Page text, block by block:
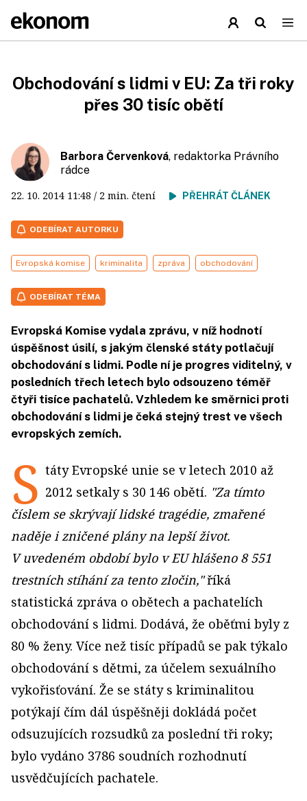
Obchodování s lidmi v EU: Za tři roky
přes 30 tisíc obětí
Barbora Červenková, redaktorka Právního
rádce
22. 10. 2014 11:48 / 2 min. čtení PŘEHRÁT ČLÁNEK
ODEBÍRAT AUTORKU
Evropská komise kriminalita zpráva obchodování
ODEBÍRAT TÉMA
Evropská Komise vydala zprávu, v níž hodnotí
úspěšnost úsilí, s jakým členské státy potlačují
obchodování s lidmi. Podle ní je progres viditelný, v
posledních třech letech bylo odsouzeno téměř
čtyři tisíce pachatelů. Vzhledem ke směrnici proti
obchodování s lidmi je čeká stejný trest ve všech
evropských zemích.
S táty Evropské unie se v letech 2010 až
2012 setkaly s 30 146 obětí. "Za tímto
číslem se skrývají lidské tragédie, zmařené
naděje i zničené plány na lepší život.
V uvedeném období bylo v EU hlášeno 8 551
trestních stíhání za tento zločin,"říká
statistická zpráva o obětech a pachatelích
obchodování s lidmi. Dodává, že oběťmi byly z
80 % ženy. Více než tisíc případů se pak týkalo
obchodování s dětmi, za účelem sexuálního
vykořisťování. Že se státy s kriminalitou
potýkají čím dál úspěšněji dokládá počet
odsuzujících rozsudků za poslední tři roky;
bylo vydáno 3786 soudních rozhodnutí
usvědčujících pachatele.